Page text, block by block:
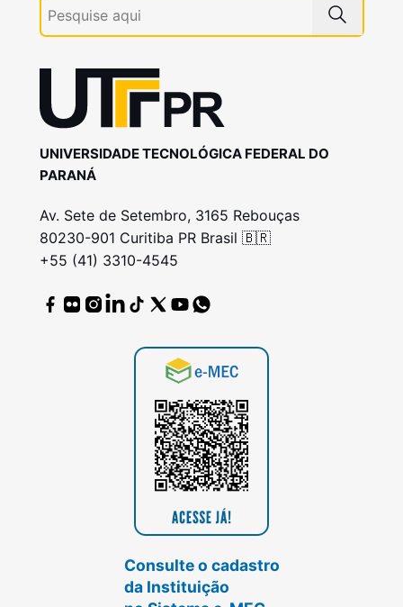
UNIVERSIDADE TECNOLÓGICA FEDERAL DO
PARANÁ
Av. Sete de Setembro, 3165 Rebouças
80230-901 Curitiba PR Brasil 🇧🇷
+55 (41) 3310-4545
Consulte o cadastro
da Instituição